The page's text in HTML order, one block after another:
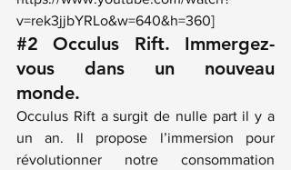
v=rek3jjbYRLo&w=640&h=360]
#2 Occulus Rift. Immergez-
vous dans un nouveau
monde.
Occulus Rift a surgit de nulle part il y a
un an. Il propose l’immersion pour
révolutionner notre consommation